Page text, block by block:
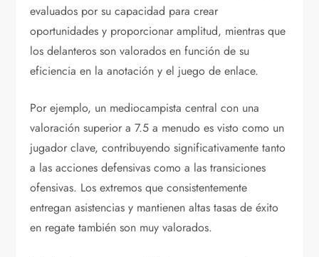
evaluados por su capacidad para crear
oportunidades y proporcionar amplitud, mientras que
los delanteros son valorados en función de su
eficiencia en la anotación y el juego de enlace.
Por ejemplo, un mediocampista central con una
valoración superior a 7.5 a menudo es visto como un
jugador clave, contribuyendo significativamente tanto
a las acciones defensivas como a las transiciones
ofensivas. Los extremos que consistentemente
entregan asistencias y mantienen altas tasas de éxito
en regate también son muy valorados.